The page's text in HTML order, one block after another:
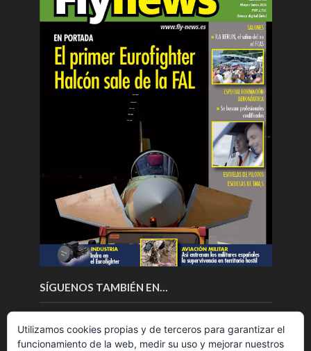
SÍGUENOS TAMBIÉN EN…
Utilizamos cookies propias y de terceros para garantizar el
funcionamiento de la web, medir su uso y mejorar nuestros